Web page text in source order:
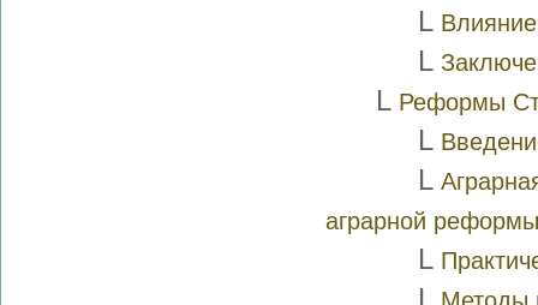
L
L
L Реформы
L
L
аграрной ре­фор­мы
L